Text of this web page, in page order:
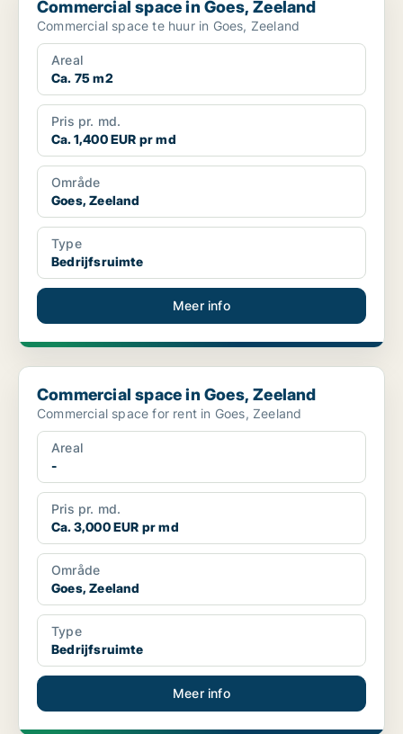
Commercial space in Goes, Zeeland
Commercial space te huur in Goes, Zeeland
Areal
Ca. 75 m2
Pris pr. md.
Ca. 1,400 EUR pr md
Område
Goes, Zeeland
Type
Bedrijfsruimte
Meer info
Commercial space in Goes, Zeeland
Commercial space in Goes, Zeeland
Commercial space for rent in Goes, Zeeland
Areal
-
Pris pr. md.
Ca. 3,000 EUR pr md
Område
Goes, Zeeland
Type
Bedrijfsruimte
Meer info